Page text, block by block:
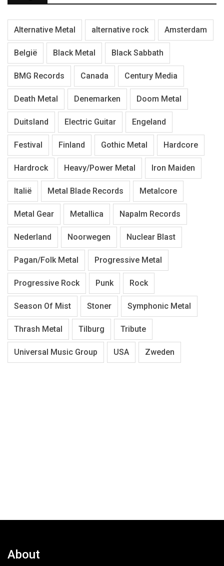
Alternative Metal alternative rock Amsterdam
België Black Metal Black Sabbath
BMG Records Canada Century Media
Death Metal Denemarken Doom Metal
Duitsland Electric Guitar Engeland
Festival Finland Gothic Metal Hardcore
Hardrock Heavy/Power Metal Iron Maiden
Italië Metal Blade Records Metalcore
Metal Gear Metallica Napalm Records
Nederland Noorwegen Nuclear Blast
Pagan/Folk Metal Progressive Metal
Progressive Rock Punk Rock
Season Of Mist Stoner Symphonic Metal
Thrash Metal Tilburg Tribute
Universal Music Group USA Zweden
About